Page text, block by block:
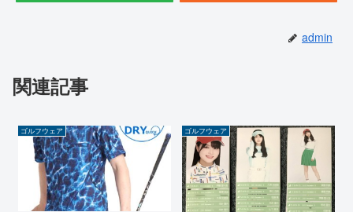
admin
関連記事
ゴルフウェア ゴルフウェア